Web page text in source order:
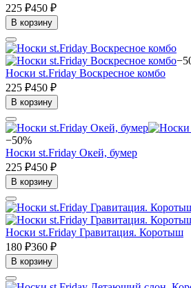
225 ₽450 ₽
В корзину
Носки st.Friday Воскресное комбо
225 ₽450 ₽
В корзину
−50%
Носки st.Friday Окей, бумер
225 ₽450 ₽
В корзину
Носки st.Friday Гравитация. Коротыш
180 ₽360 ₽
В корзину